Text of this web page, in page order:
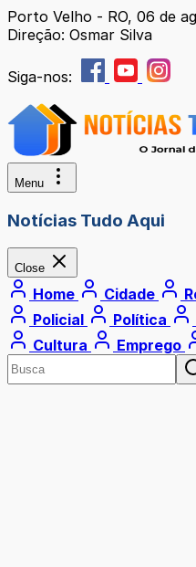
Porto Velho - RO, 06 de
Direção: Osmar Silva
Siga-nos:
Menu
Notícias Tudo Aqui
Close
Home Cidade
Policial
Política
Cultura
Emprego